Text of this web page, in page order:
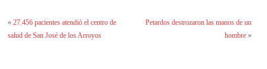
«27.456 pacientes atendió el centro de
salud de San José de los Arroyos
Petardos destrozaron las manos de un
hombre»